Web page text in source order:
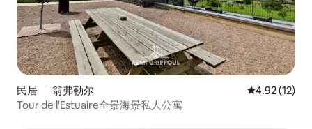
民居 ｜ 翁弗勒尔 平均评分
4.92 (12)
Tour de l'Estuaire全景海景私人公寓